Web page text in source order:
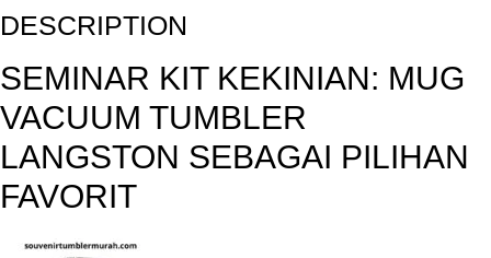
DESCRIPTION
SEMINAR KIT KEKINIAN: MUG
VACUUM TUMBLER
LANGSTON SEBAGAI PILIHAN
FAVORIT